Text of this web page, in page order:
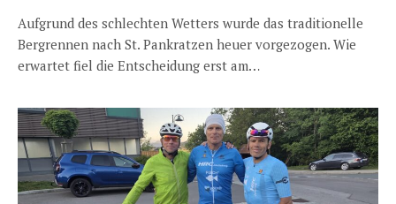
Aufgrund des schlechten Wetters wurde das traditionelle
Bergrennen nach St. Pankratzen heuer vorgezogen. Wie
erwartet fiel die Entscheidung erst am…